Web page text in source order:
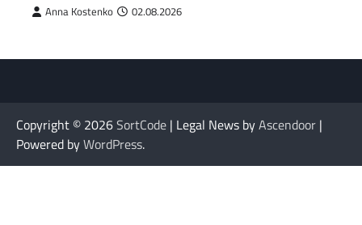
Anna Kostenko 02.08.2026
Copyright © 2026SortCode | Legal News byAscendoor |
Powered byWordPress.